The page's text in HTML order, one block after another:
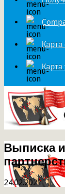
Карта
Выписка
24.02.2021